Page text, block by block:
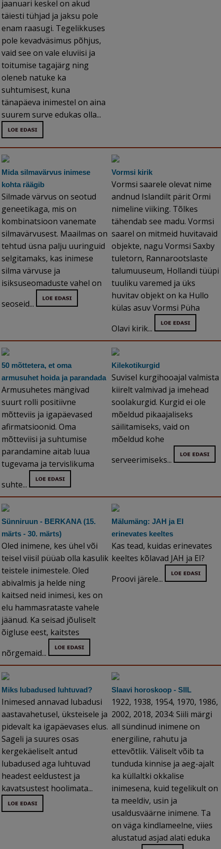
jaanuari keskel on akud
täiesti tühjad ja jaksu pole
enam raasugi. Tegelikkuses
pole kevadväsimus põhjus,
vaid see on vale eluviisi ja
toitumise tagajärg ning
oleneb natuke ka
suhtumisest, kuna
tänapäeva inimestel on aina
suurem surve edukas olla...
Mida silmavärvus inimese
kohta räägib
Silmade värvus on seotud
geneetikaga, mis on
kombinatsioon vanemate
silmavärvusest. Maailmas on
tehtud üsna palju uuringuid
selgitamaks, kas inimese
silma värvuse ja
isiksuseomaduste vahel on
seoseid...
Vormsi kirik
Vormsi saarele olevat nime
andnud Islandilt pärit Ormi
nimeline viiking. Tõlkes
tähendab see madu. Vormsi
saarel on mitmeid huvitavaid
objekte, nagu Vormsi Saxby
tuletorn, Rannarootslaste
talumuuseum, Hollandi tüüpi
tuuliku varemed ja üks
huvitav objekt on ka Hullo
külas asuv Vormsi Püha
Olavi kirik...
50 mõttetera, et oma
armusuhet hoida ja parandada
Armusuhetes mängivad
suurt rolli positiivne
mõtteviis ja igapäevased
afirmatsioonid. Oma
mõtteviisi ja suhtumise
parandamine aitab luua
tugevama ja tervislikuma
suhte...
Kilekotikurgid
Suvisel kurgihooajal valmista
kiirelt valmivad ja imehead
soolakurgid. Kurgid ei ole
mõeldud pikaajaliseks
säilitamiseks, vaid on
mõeldud kohe
serveerimiseks...
Sünniruun - BERKANA (15.
märts - 30. märts)
Oled inimene, kes ühel või
teisel viisil püüab olla kasulik
teistele inimestele. Oled
abivalmis ja helde ning
kaitsed neid inimesi, kes on
elu hammasrataste vahele
jäänud. Ka seisad jõuliselt
õigluse eest, kaitstes
nõrgemaid...
Mälumäng: JAH ja EI
erinevates keeltes
Kas tead, kuidas erinevates
keeltes kõlavad JAH ja EI?
Proovi järele...
Miks lubadused luhtuvad?
Inimesed annavad lubadusi
aastavahetusel, üksteisele ja
pidevalt ka igapäevases elus.
Sageli ja suures osas
kergekäeliselt antud
lubadused aga luhtuvad
headest eeldustest ja
kavatsustest hoolimata...
Slaavi horoskoop - SIIL
1922, 1938, 1954, 1970, 1986,
2002, 2018, 2034: Siili märgi
all sündinud inimene on
energiline, rahutu ja
ettevõtlik. Väliselt võib ta
tunduda kinnise ja aeg-ajalt
ka küllaltki okkalise
inimesena, kuid tegelikult on
ta meeldiv, usin ja
usaldusväärne inimene. Ta
on väga kindlameelne, viies
alustatud asjad alati eduka